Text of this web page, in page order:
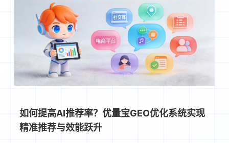
如何提高AI推荐率？优量宝GEO优化系统实现
精准推荐与效能跃升